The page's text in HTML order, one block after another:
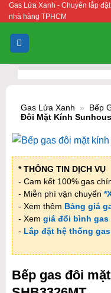
Bỏ
qua
nội
dung
Gas Lửa Xanh - Chuyên lắp
nhà hàng TPHCM
Gas Lửa Xanh » Bếp
Đôi Mặt Kính
* THÔNG TIN DỊCH VỤ
- Cam kết 100% gas
- Miễn phí vận chuyển
- Xem thêm Bảng giá
- Xem giá đổi bình gas
- Lắp đặt hệ thống
Bếp gas đôi